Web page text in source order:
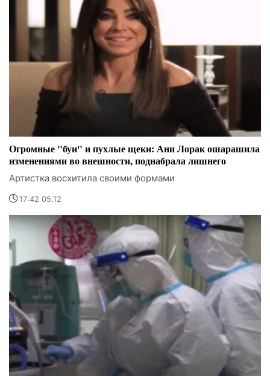
Огромные "буи" и пухлые щеки: Ани Лорак ошарашила
изменениями во внешности, поднабрала лишнего
Артистка восхитила своими формами
17:42 05.12